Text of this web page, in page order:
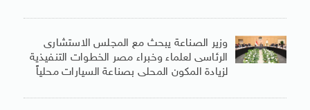
وزير الصناعة يبحث مع المجلس الاستشارى
الرئاسى لعلماء وخبراء مصر الخطوات التنفيذية
لزيادة المكون المحلى بصناعة السيارات محلياً